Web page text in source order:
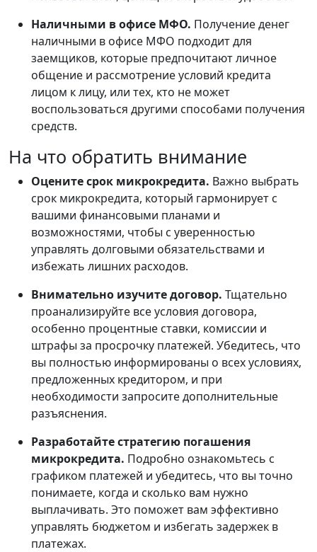
Наличными в офисе МФО. Получение денег
наличными в офисе МФО подходит для
заемщиков, которые предпочитают личное
общение и рассмотрение условий кредита
лицом к лицу, или тех, кто не может
воспользоваться другими способами получения
средств.
На что обратить внимание
Оцените срок микрокредита. Важно выбрать
срок микрокредита, который гармонирует с
вашими финансовыми планами и
возможностями, чтобы с уверенностью
управлять долговыми обязательствами и
избежать лишних расходов.
Внимательно изучите договор. Тщательно
проанализируйте все условия договора,
особенно процентные ставки, комиссии и
штрафы за просрочку платежей. Убедитесь, что
вы полностью информированы о всех условиях,
предложенных кредитором, и при
необходимости запросите дополнительные
разъяснения.
Разработайте стратегию погашения
микрокредита. Подробно ознакомьтесь с
графиком платежей и убедитесь, что вы точно
понимаете, когда и сколько вам нужно
выплачивать. Это поможет вам эффективно
управлять бюджетом и избегать задержек в
платежах.